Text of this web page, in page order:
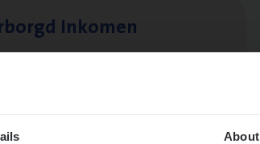
About
Inkomen